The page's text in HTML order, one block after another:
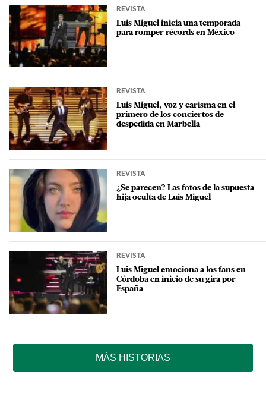
REVISTA
Luis Miguel inicia una temporada
para romper récords en México
REVISTA
Luis Miguel, voz y carisma en el
primero de los conciertos de
despedida en Marbella
REVISTA
¿Se parecen? Las fotos de la supuesta
hija oculta de Luis Miguel
REVISTA
Luis Miguel emociona a los fans en
Córdoba en inicio de su gira por
España
MÁS HISTORIAS